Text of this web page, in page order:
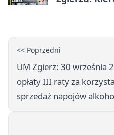
<< Poprzedni
UM Zgierz: 30 września
opłaty III raty za
sprzedaż napojów